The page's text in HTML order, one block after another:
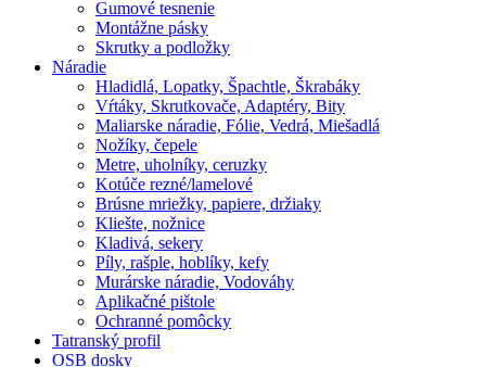
Gumové tesnenie
Montážne pásky
Skrutky a podložky
Náradie
Hladidlá, Lopatky, Špachtle, Škrabáky
Vŕtáky, Skrutkovače, Adaptéry, Bity
Maliarske náradie, Fólie, Vedrá, Miešadlá
Nožíky, čepele
Metre, uholníky, ceruzky
Kotúče rezné/lamelové
Brúsne mriežky, papiere, držiaky
Kliešte, nožnice
Kladivá, sekery
Píly, rašple, hoblíky, kefy
Murárske náradie, Vodováhy
Aplikačné pištole
Ochranné pomôcky
Tatranský profil
OSB dosky